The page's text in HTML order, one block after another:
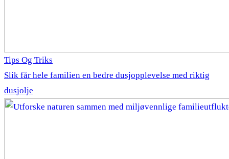
Tips Og Triks
Slik får hele familien en bedre dusjopplevelse med riktig
dusjolje